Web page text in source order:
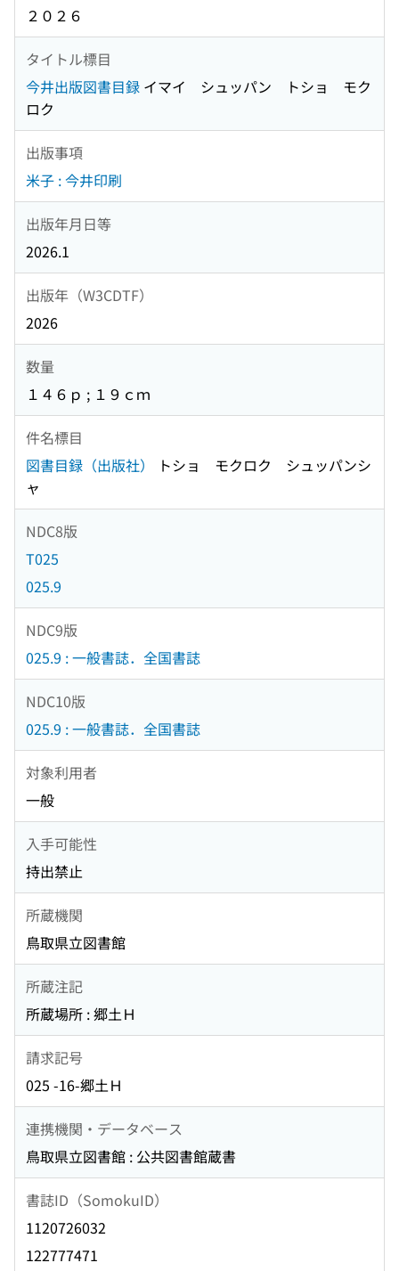
２０２６
タイトル標目
今井出版図書目録 イマイ シュッパン トショ モク
ロク
出版事項
米子 : 今井印刷
出版年月日等
2026.1
出版年（W3CDTF）
2026
数量
１４６ｐ ; １９ｃｍ
件名標目
図書目録（出版社）
トショ モクロク シュッパンシ
ャ
NDC8版
T025
025.9
NDC9版
025.9 : 一般書誌．全国書誌
NDC10版
025.9 : 一般書誌．全国書誌
対象利用者
一般
入手可能性
持出禁止
所蔵機関
鳥取県立図書館
所蔵注記
所蔵場所 : 郷土Ｈ
請求記号
025 -16-郷土Ｈ
連携機関・データベース
鳥取県立図書館 : 公共図書館蔵書
書誌ID（SomokuID）
1120726032
122777471